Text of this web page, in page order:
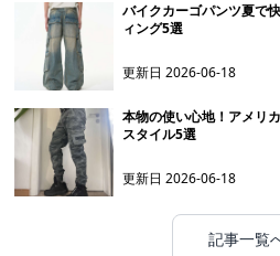
バイクカーゴパンツ夏で
ィング5選
更新日2026-06-18
本物の使い心地！アメリ
スタイル5選
更新日2026-06-18
記事一覧